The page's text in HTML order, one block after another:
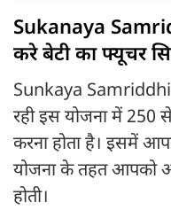
Sukanaya
करे बेटी का फ्यूचर
Sunkaya Samriddhi
रही इस योजना में
करना होता है। इसमें
योजना के तहत आपको
होती।